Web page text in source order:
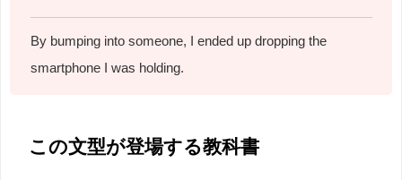
By bumping into someone, I ended up dropping the
smartphone I was holding.
この文型が登場する教科書